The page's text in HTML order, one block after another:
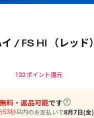
/ FS HI （レッド）
132ポイント還元
料・返品可能です
52秒以内のお支払いで8月7日(金)